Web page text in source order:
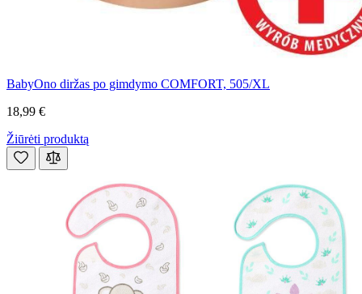
BabyOno diržas po gimdymo COMFORT, 505/XL
18,99 €
Žiūrėti produktą